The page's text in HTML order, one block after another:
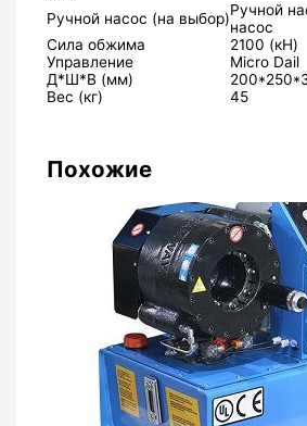
Ручной насос (на выбор)Ручной
насос
Сила обжима
2100 (кН)
Управление
Micro Dail
Д*Ш*В (мм)
Вес (кг)
45
Похожие